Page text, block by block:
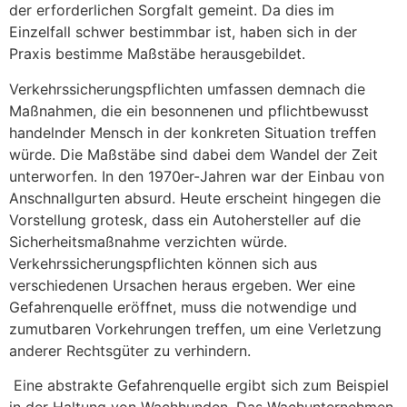
der erforderlichen Sorgfalt gemeint. Da dies im
Einzelfall schwer bestimmbar ist, haben sich in der
Praxis bestimme Maßstäbe herausgebildet.
Verkehrssicherungspflichten umfassen demnach die
Maßnahmen, die ein besonnenen und pflichtbewusst
handelnder Mensch in der konkreten Situation treffen
würde. Die Maßstäbe sind dabei dem Wandel der Zeit
unterworfen. In den 1970er-Jahren war der Einbau von
Anschnallgurten absurd. Heute erscheint hingegen die
Vorstellung grotesk, dass ein Autohersteller auf die
Sicherheitsmaßnahme verzichten würde.
Verkehrssicherungspflichten können sich aus
verschiedenen Ursachen heraus ergeben. Wer eine
Gefahrenquelle eröffnet, muss die notwendige und
zumutbaren Vorkehrungen treffen, um eine Verletzung
anderer Rechtsgüter zu verhindern.
Eine abstrakte Gefahrenquelle ergibt sich zum Beispiel